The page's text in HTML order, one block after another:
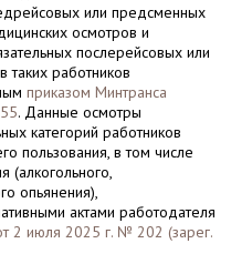
или предсменных
осмотров и
послерейсовых или
работников
приказом Минтранса
. Данные осмотры
категорий работников
пользования, в том числе
(алкогольного,
опьянения),
актами работодателя
2 июля 2025 г. № 202 (зарег.